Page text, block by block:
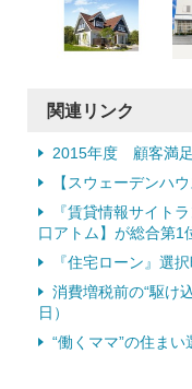
関連リンク
2015年度 顧客満
【スウェーデンハ
『賃貸情報サイト
口アトム】が総合第1
『住宅ローン』選
消費増税前の“駆け
日）
“働くママ”の住ま